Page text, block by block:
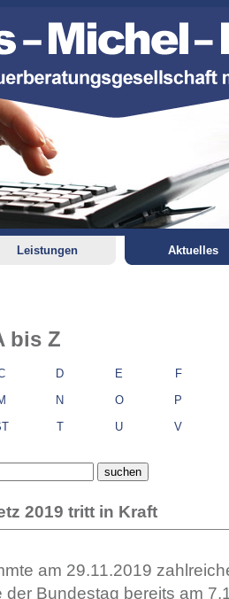
Leistungen Aktuelles
bis Z
D E
F
N O
P
T U V
2019 tritt in Kraft
am 29.11.2019
der Bundestag bereits am